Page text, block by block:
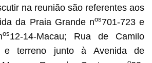
na reunião são referentes aos
da Praia Grande nos701-723 e
os12-14-Macau; Rua de Camilo
e terreno junto à Avenida de